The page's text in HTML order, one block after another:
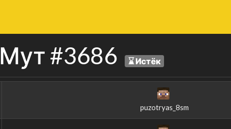
Мут #3686 ⌛️ Истёк
puzotryas_8sm